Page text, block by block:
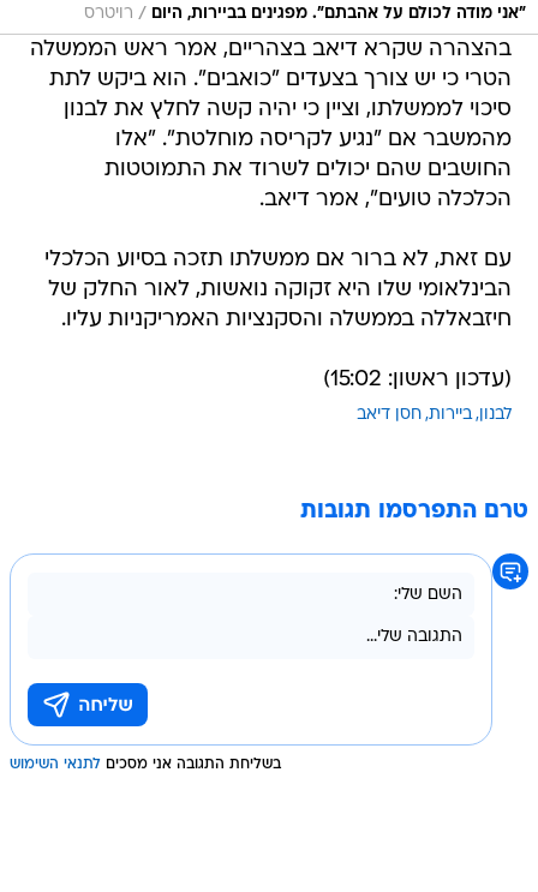
"אני מודה לכולם על אהבתם". מפגינים בביירות, היום / רויטרס
בהצהרה שקרא דיאב בצהריים, אמר ראש הממשלה
הטרי כי יש צורך בצעדים "כואבים". הוא ביקש לתת
סיכוי לממשלתו, וציין כי יהיה קשה לחלץ את לבנון
מהמשבר אם "נגיע לקריסה מוחלטת". "אלו
החושבים שהם יכולים לשרוד את התמוטטות
הכלכלה טועים", אמר דיאב.
עם זאת, לא ברור אם ממשלתו תזכה בסיוע הכלכלי
הבינלאומי שלו היא זקוקה נואשות, לאור החלק של
חיזבאללה בממשלה והסקנציות האמריקניות עליו.
(עדכון ראשון: 15:02)
לבנון ביירות חסן דיאב
טרם התפרסמו תגובות
בשליחת התגובה אני מסכים לתנאי השימוש